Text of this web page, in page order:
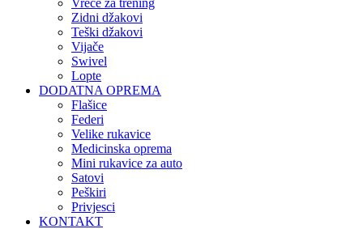
Vreće za trening
Zidni džakovi
Teški džakovi
Vijače
Swivel
Lopte
DODATNA OPREMA
Flašice
Federi
Velike rukavice
Medicinska oprema
Mini rukavice za auto
Satovi
Peškiri
Privjesci
KONTAKT